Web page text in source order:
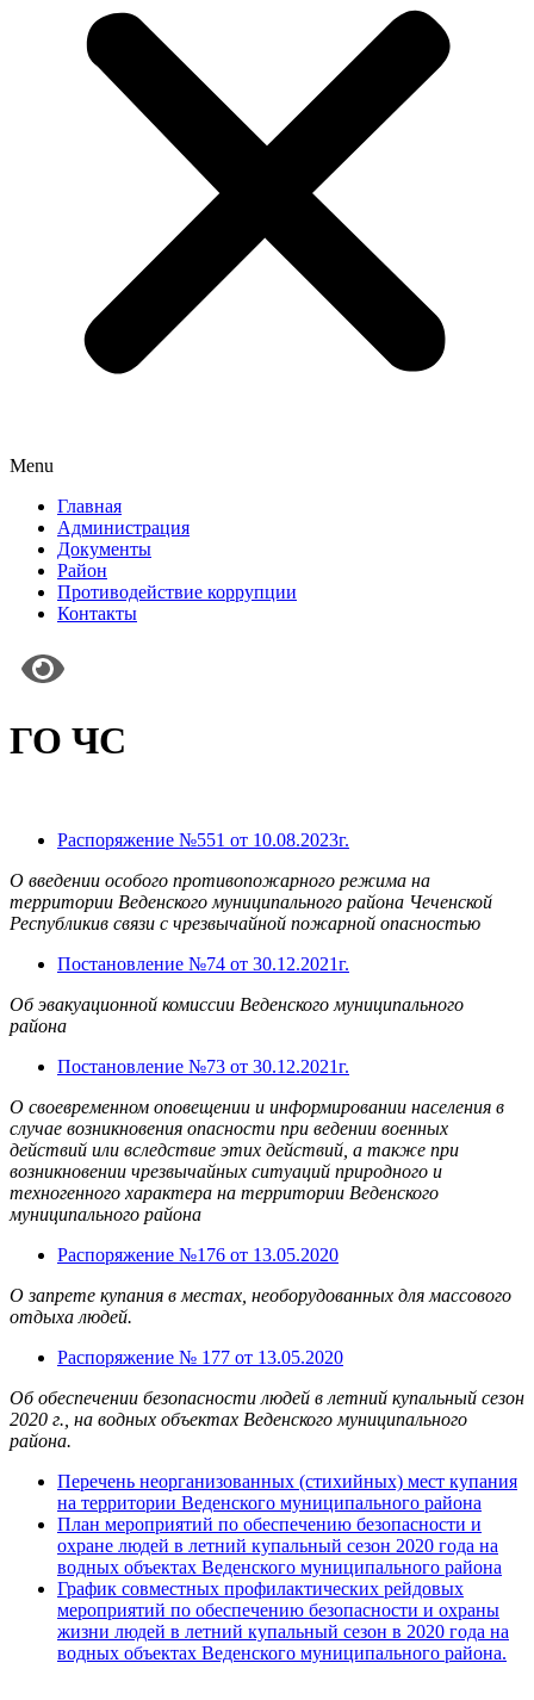
Menu
Главная
Администрация
Документы
Район
Противодействие коррупции
Контакты
ГО ЧС
Распоряжение №551 от 10.08.2023г.
О введении особого противопожарного режима на
территории Веденского муниципального района Чеченской
Республикив связи с чрезвычайной пожарной опасностью
Постановление №74 от 30.12.2021г.
Об эвакуационной комиссии Веденского муниципального
района
Постановление №73 от 30.12.2021г.
О своевременном оповещении и информировании населения в
случае возникновения опасности при ведении военных
действий или вследствие этих действий, а также при
возникновении чрезвычайных ситуаций природного и
техногенного характера на территории Веденского
муниципального района
Распоряжение №176 от 13.05.2020
О запрете купания в местах, необорудованных для массового
отдыха людей.
Распоряжение № 177 от 13.05.2020
Об обеспечении безопасности людей в летний купальный сезон
2020 г., на водных объектах Веденского муниципального
района.
Перечень неорганизованных (стихийных) мест купания
на территории Веденского муниципального района
План мероприятий по обеспечению безопасности и
охране людей в летний купальный сезон 2020 года на
водных объектах Веденского муниципального района
График совместных профилактических рейдовых
мероприятий по обеспечению безопасности и охраны
жизни людей в летний купальный сезон в 2020 года на
водных объектах Веденского муниципального района.